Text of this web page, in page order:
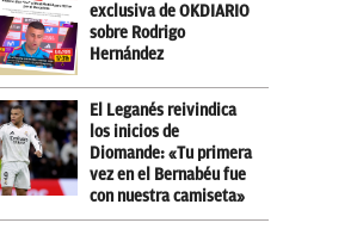
exclusiva de OKDIARIO
sobre Rodrigo
Hernández
El Leganés reivindica
los inicios de
Diomande: «Tu primera
vez en el Bernabéu fue
con nuestra camiseta»